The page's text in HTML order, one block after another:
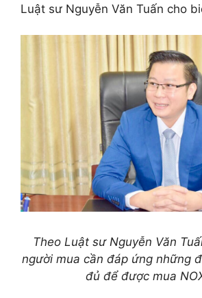
Luật sư Nguyễn Văn Tuấn cho
Theo Luật sư Nguyễn Văn
người mua cần đáp ứng những
đủ để được mua